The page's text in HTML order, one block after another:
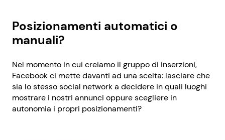
Posizionamenti automatici o
manuali?
Nel momento in cui creiamo il gruppo di inserzioni,
Facebook ci mette davanti ad una scelta: lasciare che
sia lo stesso social network a decidere in quali luoghi
mostrare i nostri annunci oppure scegliere in
autonomia i propri posizionamenti?